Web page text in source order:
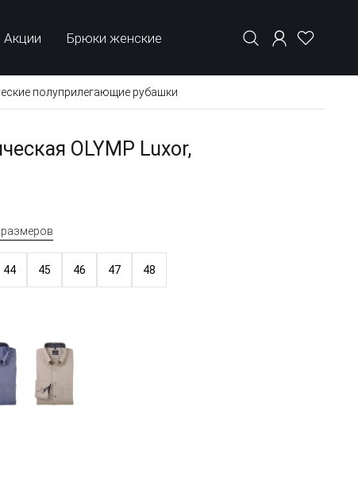
Акции Брюки женские
полуприлегающие рубашки
OLYMP Luxor,
44 45 46 47 48